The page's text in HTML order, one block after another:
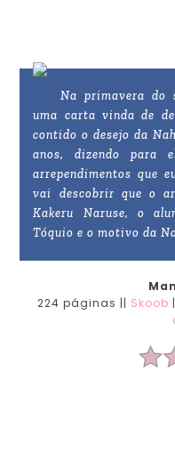
Na primavera do
uma carta vinda de
contido o desejo da
anos, dizendo para
arrependimentos que
vai descobrir que o
Kakeru Naruse, o
Tóquio e o motivo da
224 páginas || Skoob